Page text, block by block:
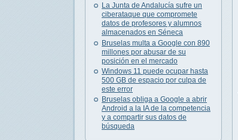
La Junta de Andalucía sufre un
ciberataque que compromete
datos de profesores y alumnos
almacenados en Séneca
Bruselas multa a Google con 890
millones por abusar de su
posición en el mercado
Windows 11 puede ocupar hasta
500 GB de espacio por culpa de
este error
Bruselas obliga a Google a abrir
Android a la IA de la competencia
y a compartir sus datos de
búsqueda